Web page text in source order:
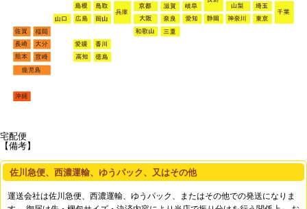
宅配便
【備考】
佐川急便、西濃運輸、ゆうパック、又はその他
運送会社は佐川急便、西濃運輸、ゆうパック、またはその他での発送になりま